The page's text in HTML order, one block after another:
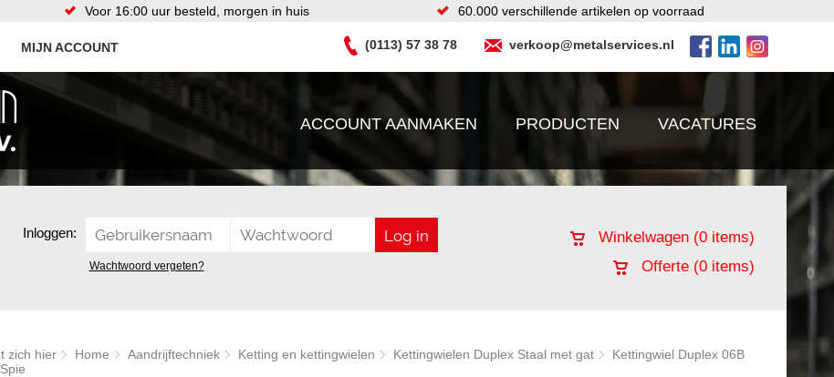
Voor 16:00 uur besteld, morgen in huis 60.000 verschillende artikelen op voorraad
MIJN ACCOUNT (0113) 57 38 78 verkoop@metalservices.nl
ACCOUNT AANMAKEN PRODUCTEN VACATURES
Inloggen:
Wachtwoord vergeten?
Winkelwagen (0 items)
Offerte (0 items)
zich hier Home Aandrijftechniek Ketting en kettingwielen Kettingwielen Duplex Staal met gat
Kettingwiel Duplex 06B